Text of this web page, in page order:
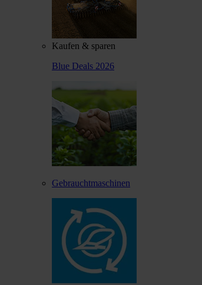
Kaufen & sparen
Blue Deals 2026
Gebrauchtmaschinen